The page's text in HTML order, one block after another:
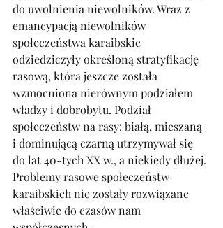
do uwolnienia niewolników. Wraz z
emancypacją niewolników
społeczeństwa karaibskie
odziedziczyły określoną stratyfikację
rasową, która jeszcze została
wzmocniona nierównym podziałem
władzy i dobrobytu. Podział
społeczeństw na rasy: białą, mieszaną
i dominującą czarną utrzymywał się
do lat 40-tych XX w., a niekiedy dłużej.
Problemy rasowe społeczeństw
karaibskich nie zostały rozwiązane
właściwie do czasów nam